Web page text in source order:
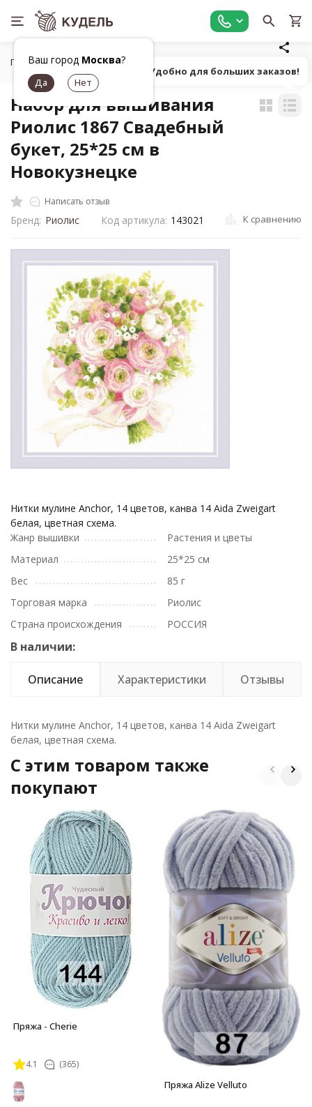
Ваш город Москва?
Главная Товары для вышивания
Набор для вышивания
Риолис 1867 Свадебный
букет, 25*25 см в
Новокузнецке
Написать отзыв
Бренд: Риолис Код артикула: 143021 К сравнению
Нитки мулине Anchor, 14 цветов, канва 14 Aida Zweigart
белая, цветная схема.
Жанр вышивки
Растения и цветы
Материал
25*25 см
Вес
85 г
Торговая марка
Риолис
Страна происхождения
РОССИЯ
В наличии:
Описание Характеристики Отзывы
Нитки мулине Anchor, 14 цветов, канва 14 Aida Zweigart
белая, цветная схема.
C этим товаром также
покупают
Пряжа - Cherie
4.1 (365)
Пряжа Alize Velluto
Попробуй! Удобно для больших заказов!